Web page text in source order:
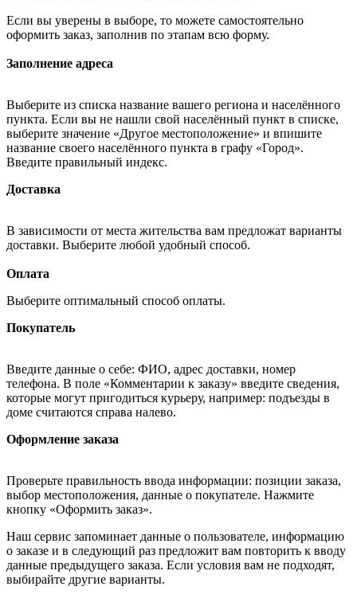
Если вы уверены в выборе, то можете самостоятельно
оформить заказ, заполнив по этапам всю форму.
Заполнение адреса
Выберите из списка название вашего региона и населённого
пункта. Если вы не нашли свой населённый пункт в списке,
выберите значение «Другое местоположение» и впишите
название своего населённого пункта в графу «Город».
Введите правильный индекс.
Доставка
В зависимости от места жительства вам предложат варианты
доставки. Выберите любой удобный способ.
Оплата
Выберите оптимальный способ оплаты.
Покупатель
Введите данные о себе: ФИО, адрес доставки, номер
телефона. В поле «Комментарии к заказу» введите сведения,
которые могут пригодиться курьеру, например: подъезды в
доме считаются справа налево.
Оформление заказа
Проверьте правильность ввода информации: позиции заказа,
выбор местоположения, данные о покупателе. Нажмите
кнопку «Оформить заказ».
Наш сервис запоминает данные о пользователе, информацию
о заказе и в следующий раз предложит вам повторить к вводу
данные предыдущего заказа. Если условия вам не подходят,
выбирайте другие варианты.